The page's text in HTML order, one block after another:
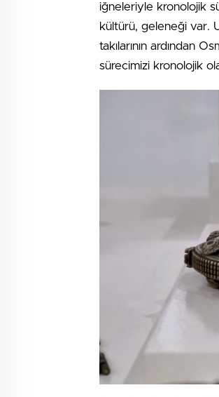
iğneleriyle kronolojik
kültürü, geleneği var.
takılarının ardından
sürecimizi kronolojik